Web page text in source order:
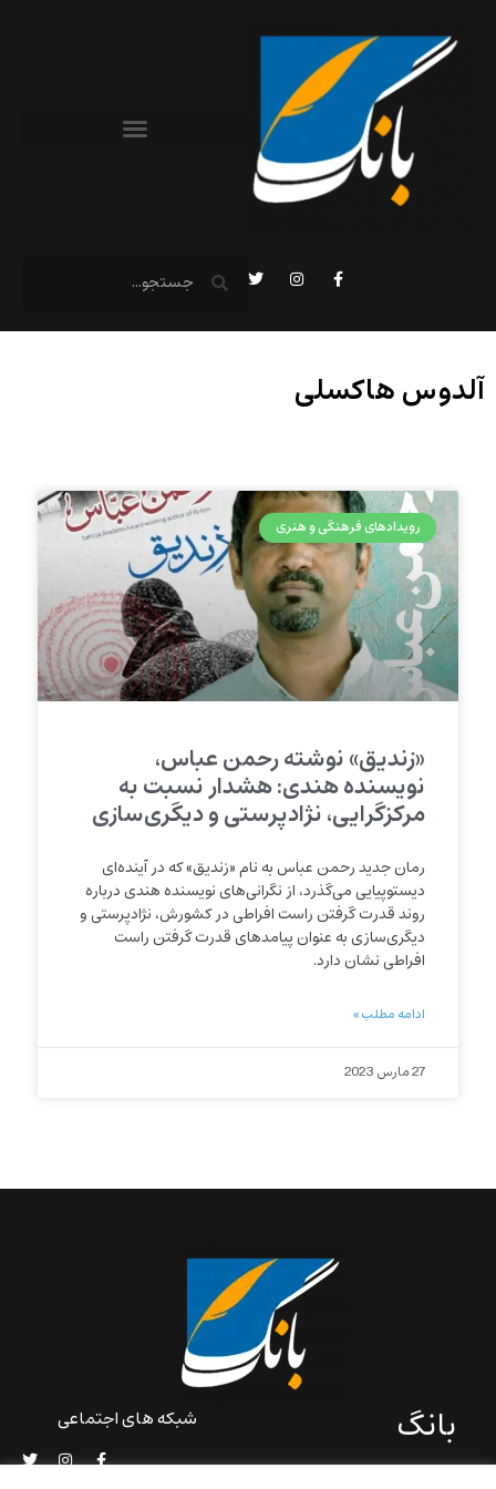
آلدوس هاکسلی
رویدادهای فرهنگی و هنری
«زندیق» نوشته رحمن عباس،
نویسنده هندی: هشدار نسبت به
مرکزگرایی، نژادپرستی و دیگری‌سازی
رمان جدید رحمن عباس به نام «زندیق» که در آینده‌ای
دیستوپیایی می‌گذرد، از نگرانی‌های نویسنده هندی درباره
روند قدرت گرفتن راست افراطی در کشورش، نژادپرستی و
دیگری‌سازی به عنوان پیامدهای قدرت گرفتن راست
افراطی نشان دارد.
ادامه مطلب »
27 مارس 2023
بانگ شبکه های اجتماعی